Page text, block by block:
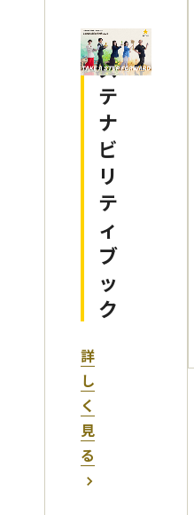
サ
ス
テ
ナ
ビ
リ
テ
ィ
ブ
ッ
ク
詳
し
く
見
る